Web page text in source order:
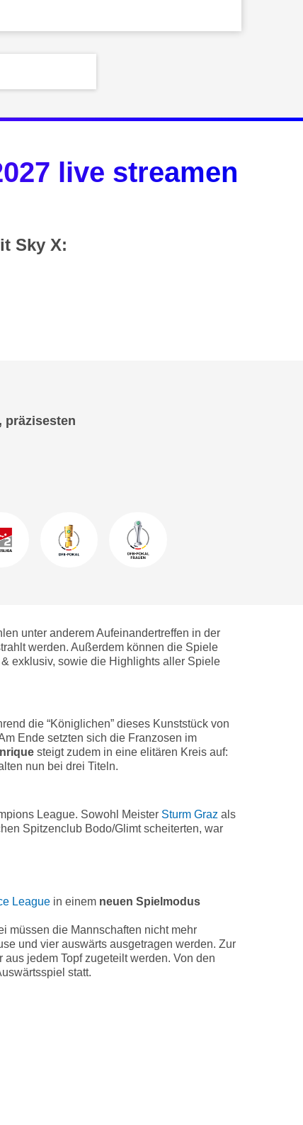
live streamen
Sky X:
präzisesten
unter anderem Aufeinandertreffen in der
werden. Außerdem können die Spiele
exklusiv, sowie die Highlights aller Spiele
die “Königlichen” dieses Kunststück von
Ende setzten sich die Franzosen im
steigt zudem in eine elitären Kreis auf:
nun bei drei Titeln.
League. Sowohl Meister Sturm Graz als
Spitzenclub Bodo/Glimt scheiterten, war
Leaguein einem neuen Spielmodus
müssen die Mannschaften nicht mehr
und vier auswärts ausgetragen werden. Zur
jedem Topf zugeteilt werden. Von den
statt.